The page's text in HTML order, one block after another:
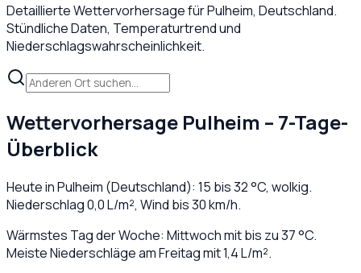
Detaillierte Wettervorhersage fürPulheim, Deutschland.
Stündliche Daten, Temperaturtrend und
Niederschlagswahrscheinlichkeit.
Wettervorhersage Pulheim – 7-Tage-
Überblick
Heute inPulheim (Deutschland): 15 bis32°C, wolkig.
Niederschlag0,0L/m², Wind bis30km/h.
Wärmstes Tag der Woche: Mittwoch mit bis zu 37 °C.
Meiste Niederschläge am Freitag mit 1,4 L/m².